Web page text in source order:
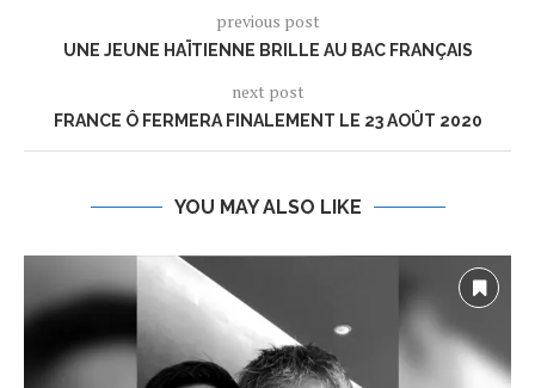
previous post
UNE JEUNE HAÏTIENNE BRILLE AU BAC FRANÇAIS
next post
FRANCE Ô FERMERA FINALEMENT LE 23 AOÛT 2020
YOU MAY ALSO LIKE